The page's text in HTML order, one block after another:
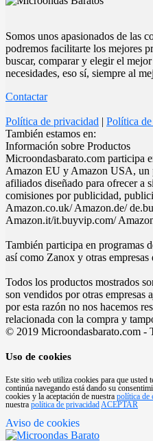
Somos unos apasionados de las
podremos facilitarte los mejores
buscar, comparar y elegir el
necesidades, eso sí, siempre al
Contactar
Política de privacidad | Política
También estamos en:
Información sobre Productos
Microondasbarato.com participa
Amazon EU y Amazon USA, un
afiliados diseñado para ofrecer a
comisiones por publicidad,
Amazon.co.uk/ Amazon.de/
Amazon.it/it.buyvip.com/
También participa en programas
así como Zanox y otras
Todos los productos mostrados
son vendidos por otras empresas
por esta razón no nos hacemos
relacionada con la compra y
© 2019 Microondasbarato.com -
Uso de cookies
Este sitio web utiliza cookies para que usted
continúa navegando está dando su
cookies y la aceptación de nuestra política de
nuestra política de privacidadACEPTAR
Aviso de cookies